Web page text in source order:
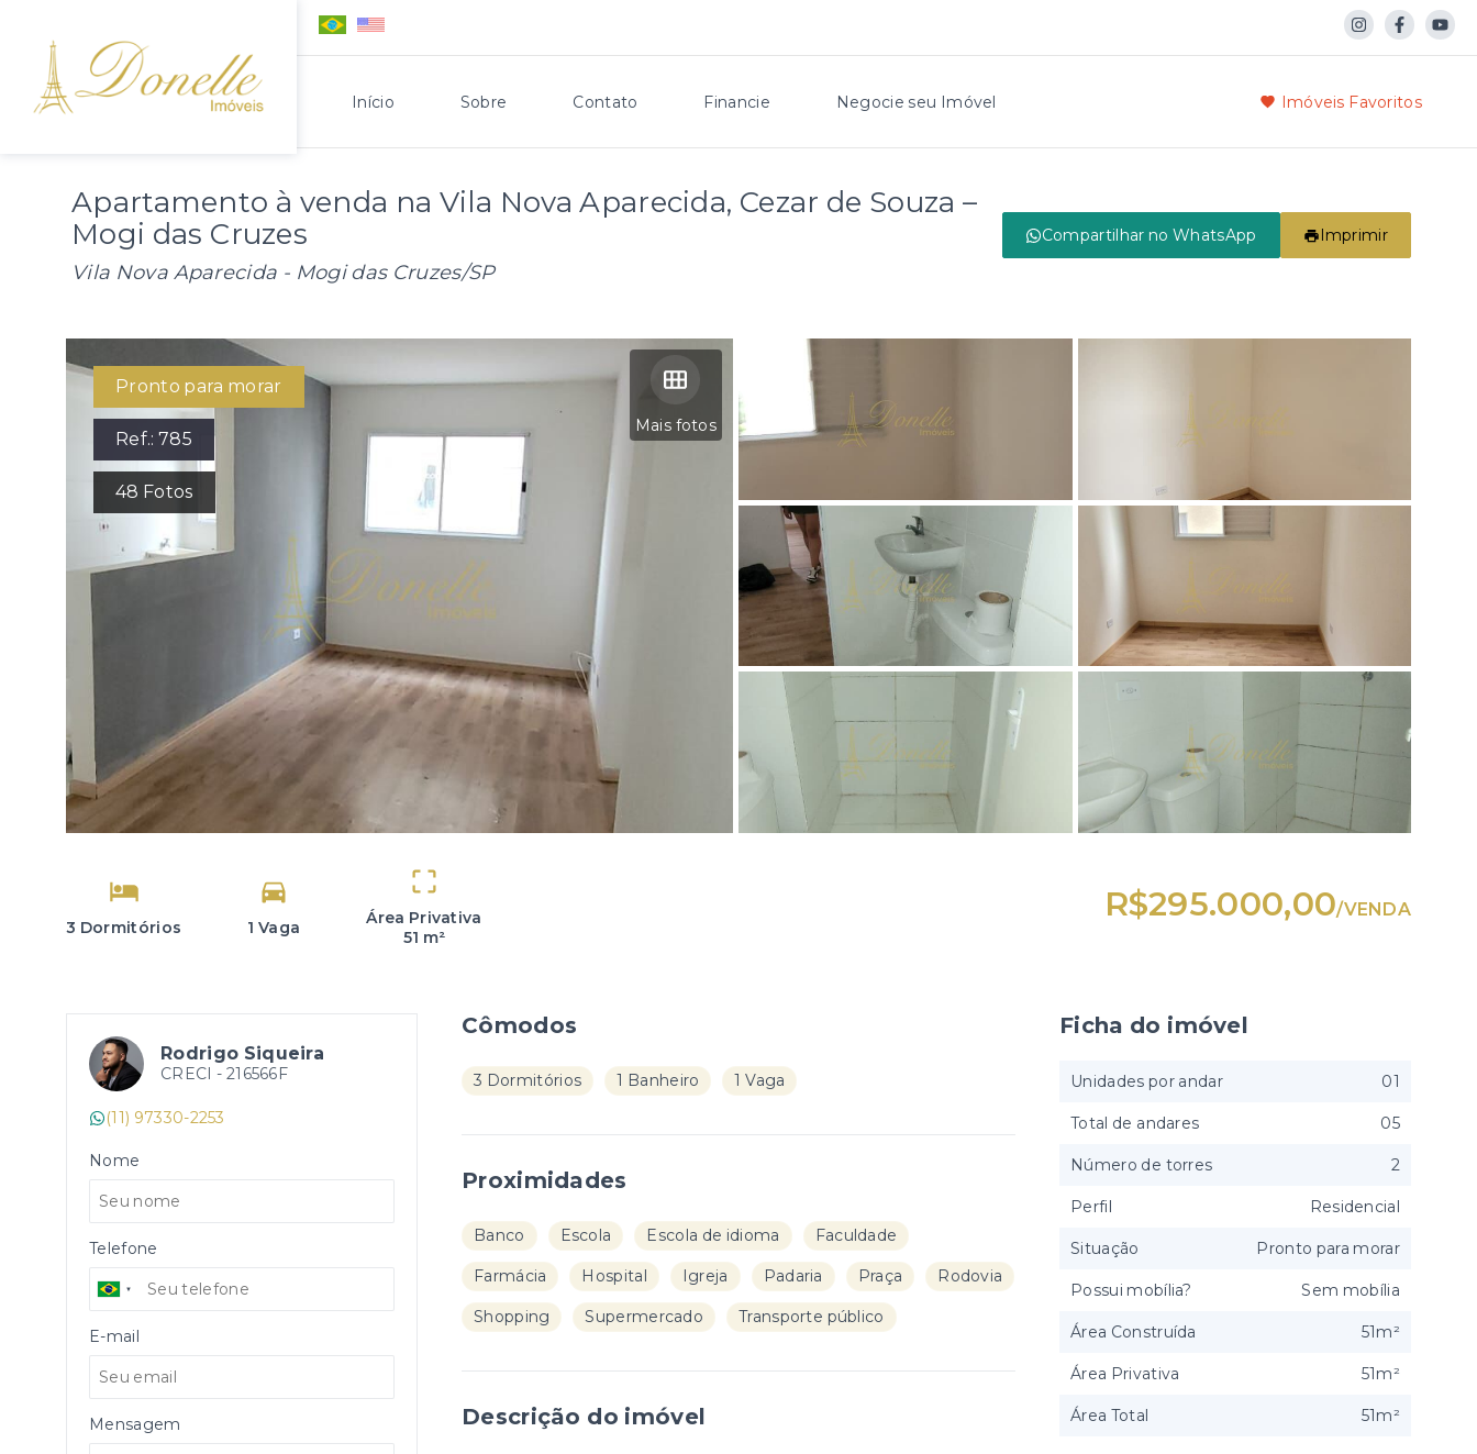
Início Sobre Contato Financie Negocie seu Imóvel Imóveis Favoritos
Apartamento à venda na Vila Nova Aparecida, Cezar de Souza –
Mogi das Cruzes
Vila Nova Aparecida - Mogi das Cruzes/SP
Compartilhar no WhatsApp Imprimir
Mais fotos
Pronto para morar
Ref.:785
48 Fotos
3 Dormitórios 1 Vaga
Área Privativa
51 m²
R$295.000,00/VENDA
Rodrigo Siqueira
CRECI - 216566F
(11) 97330-2253
Nome
Telefone
E-mail
Mensagem
Cômodos
3 Dormitórios 1 Banheiro 1 Vaga
Proximidades
Banco Escola Escola de idioma Faculdade
Farmácia Hospital Igreja Padaria Praça Rodovia
Shopping Supermercado Transporte público
Descrição do imóvel
Ficha do imóvel
Unidades por andar 01
Total de andares 05
Número de torres 2
Perfil Residencial
Situação Pronto para morar
Possui mobília? Sem mobília
Área Construída 51m²
Área Privativa 51m²
Área Total 51m²